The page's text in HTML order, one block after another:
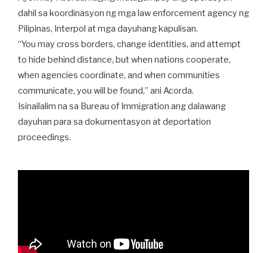
dahil sa koordinasyon ng mga law enforcement agency ng
Pilipinas, Interpol at mga dayuhang kapulisan.
“You may cross borders, change identities, and attempt
to hide behind distance, but when nations cooperate,
when agencies coordinate, and when communities
communicate, you will be found,” ani Acorda.
Isinailalim na sa Bureau of Immigration ang dalawang
dayuhan para sa dokumentasyon at deportation
proceedings.